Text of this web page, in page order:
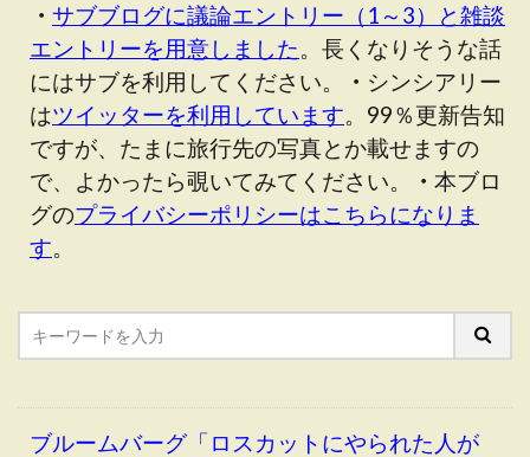
・ サブブログに議論エントリー（1～3）と雑談
エントリーを用意しました。長くなりそうな話
にはサブを利用してください。
・ シンシアリー
はツイッターを利用しています。99％更新告知
ですが、たまに旅行先の写真とか載せますの
で、よかったら覗いてみてください。
・ 本ブロ
グのプライバシーポリシーはこちらになりま
す。
ブルームバーグ「ロスカットにやられた人が